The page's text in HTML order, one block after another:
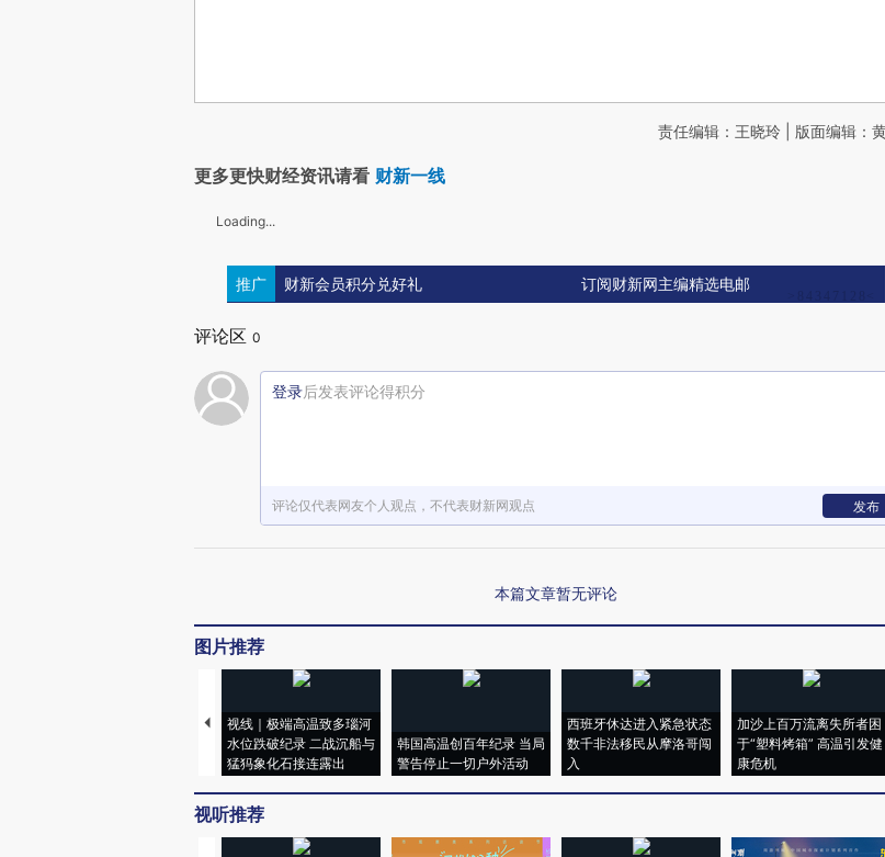
责任编辑：王晓玲 | 版面编辑：
更多更快财经资讯请看 财新一线
Loading...
推广 财新会员积分兑好礼 订阅财新网主编精选电邮
评论区 0
登录后发表评论得积分
评论仅代表网友个人观点，不代表财新网观点 发布
本篇文章暂无评论
图片推荐
视线｜极端高温致多瑙河
水位跌破纪录 二战沉船与
猛犸象化石接连露出
韩国高温创百年纪录 当局
警告停止一切户外活动
西班牙休达进入紧急状态
数千非法移民从摩洛哥闯
入
加沙上百万流离失所者困
于“塑料烤箱” 高温引发健
康危机
视听推荐